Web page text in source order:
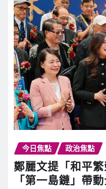
今日焦點 政治焦點
鄭麗文提「和平
「第一島鏈」帶